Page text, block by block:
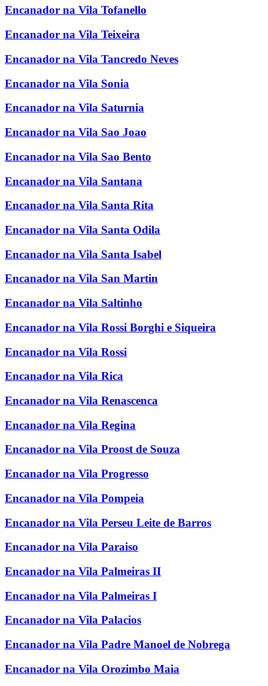
Encanador na Vila Tofanello
Encanador na Vila Teixeira
Encanador na Vila Tancredo Neves
Encanador na Vila Sonia
Encanador na Vila Saturnia
Encanador na Vila Sao Joao
Encanador na Vila Sao Bento
Encanador na Vila Santana
Encanador na Vila Santa Rita
Encanador na Vila Santa Odila
Encanador na Vila Santa Isabel
Encanador na Vila San Martin
Encanador na Vila Saltinho
Encanador na Vila Rossi Borghi e Siqueira
Encanador na Vila Rossi
Encanador na Vila Rica
Encanador na Vila Renascenca
Encanador na Vila Regina
Encanador na Vila Proost de Souza
Encanador na Vila Progresso
Encanador na Vila Pompeia
Encanador na Vila Perseu Leite de Barros
Encanador na Vila Paraiso
Encanador na Vila Palmeiras II
Encanador na Vila Palmeiras I
Encanador na Vila Palacios
Encanador na Vila Padre Manoel de Nobrega
Encanador na Vila Orozimbo Maia